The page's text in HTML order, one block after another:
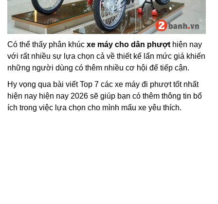
Có thể thấy phân khúc xe máy cho dân phượt hiện nay
với rất nhiều sự lựa chọn cả về thiết kế lẩn mức giá khiến
những người dùng có thêm nhiều cơ hội để tiếp cận.
Hy vọng qua bài viết Top 7 các xe máy đi phượt tốt nhất
hiện nay hiện nay 2026 sẽ giúp bạn có thêm thông tin bổ
ích trong việc lựa chọn cho mình mẩu xe yêu thích.